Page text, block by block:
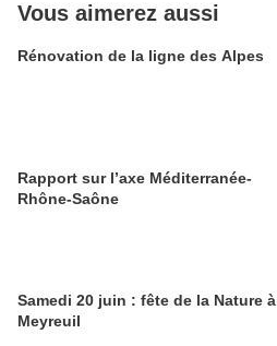
Vous aimerez aussi
Rénovation de la ligne des Alpes
Rapport sur l’axe Méditerranée-
Rhône-Saône
Samedi 20 juin : fête de la Nature à
Meyreuil